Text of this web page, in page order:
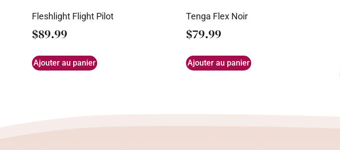
Fleshlight Flight Pilot
$89.99
Ajouter au panier
Tenga Flex Noir
$79.99
Ajouter au panier